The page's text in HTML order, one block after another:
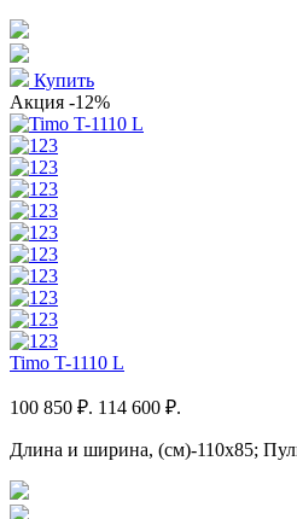
Купить
Акция -12%
Timo T-1110 L
100 850 ₽. 114 600 ₽.
Длина и ширина, (см)-110x85;